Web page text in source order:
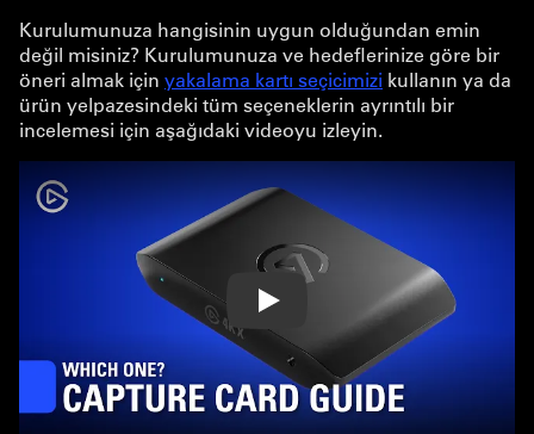
Kurulumunuza hangisinin uygun olduğundan emin
değil misiniz? Kurulumunuza ve hedeflerinize göre bir
öneri almak için yakalama kartı seçicimizi kullanın ya da
ürün yelpazesindeki tüm seçeneklerin ayrıntılı bir
incelemesi için aşağıdaki videoyu izleyin.
Play